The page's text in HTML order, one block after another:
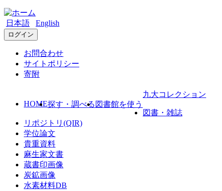
日本語 English
ログイン
お問合わせ
サイトポリシー
寄附
HOME探す・調べる 図書館を使う
九大コレクション
図書・雑誌
リポジトリ(QIR)
学位論文
貴重資料
麻生家文書
蔵書印画像
炭鉱画像
水素材料DB